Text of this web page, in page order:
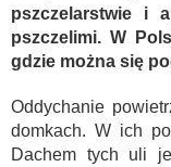
pszczelarstwie i
pszczelimi. W
gdzie można się
Oddychanie
domkach. W ich
Dachem tych uli